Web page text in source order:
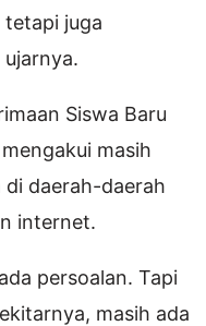
juga
Siswa Baru
masih
daerah-daerah
internet.
persoalan. Tapi
masih ada